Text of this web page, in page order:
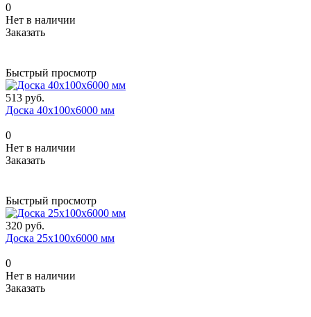
0
Нет в наличии
Заказать
Быстрый просмотр
513 руб.
Доска 40х100х6000 мм
0
Нет в наличии
Заказать
Быстрый просмотр
320 руб.
Доска 25х100х6000 мм
0
Нет в наличии
Заказать